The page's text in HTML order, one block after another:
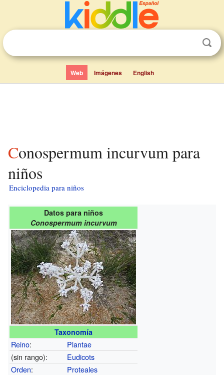
Web Imágenes English
Conospermum incurvum para
niños
Enciclopedia para niños
Datos para niños
Conospermum incurvum
Taxonomía
Reino:
Plantae
(sin rango):
Eudicots
Orden:
Proteales